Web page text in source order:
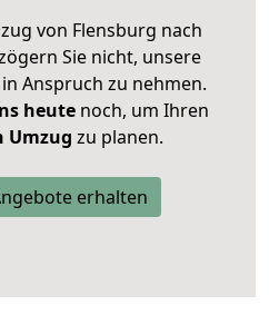
von Flensburg nach
Sie nicht, unsere
Anspruch zu nehmen.
heutenoch, um Ihren
Umzug zu planen.
erhalten